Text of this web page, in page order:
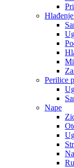
Perilice
Nape